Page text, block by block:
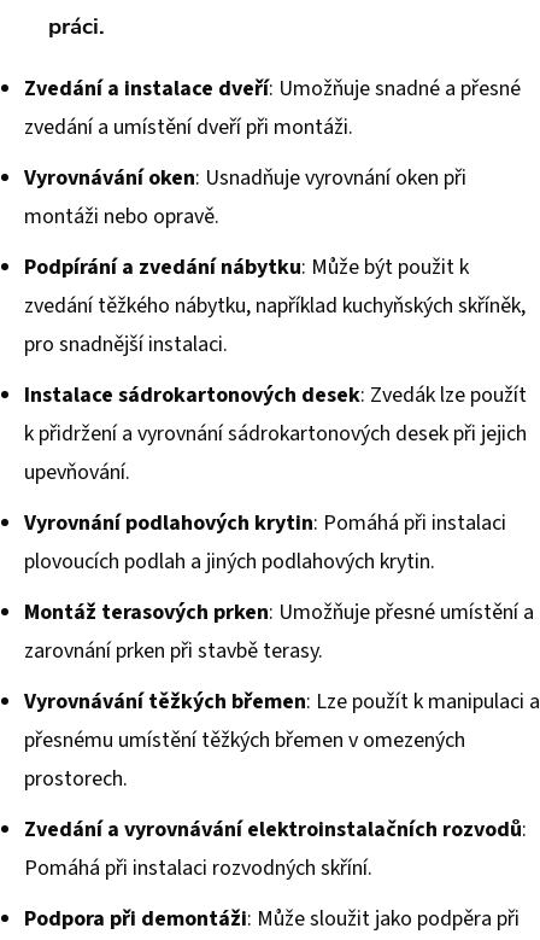
práci.
Zvedání a instalace dveří: Umožňuje snadné a přesné
zvedání a umístění dveří při montáži.
Vyrovnávání oken: Usnadňuje vyrovnání oken při
montáži nebo opravě.
Podpírání a zvedání nábytku: Může být použit k
zvedání těžkého nábytku, například kuchyňských skříněk,
pro snadnější instalaci.
Instalace sádrokartonových desek: Zvedák lze použít
k přidržení a vyrovnání sádrokartonových desek při jejich
upevňování.
Vyrovnání podlahových krytin: Pomáhá při instalaci
plovoucích podlah a jiných podlahových krytin.
Montáž terasových prken: Umožňuje přesné umístění a
zarovnání prken při stavbě terasy.
Vyrovnávání těžkých břemen: Lze použít k manipulaci a
přesnému umístění těžkých břemen v omezených
prostorech.
Zvedání a vyrovnávání elektroinstalačních rozvodů:
Pomáhá při instalaci rozvodných skříní.
Podpora při demontáži: Může sloužit jako podpěra při